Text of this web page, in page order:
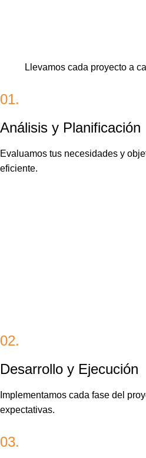
Llevamos cada proyecto a
01.
Análisis y Planificación
Evaluamos tus necesidades y
eficiente.
02.
Desarrollo y Ejecución
Implementamos cada fase del
expectativas.
03.